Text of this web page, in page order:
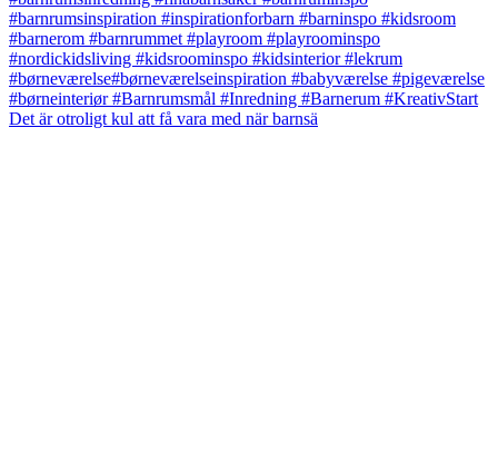
Det är otroligt kul att få vara med när barnsä